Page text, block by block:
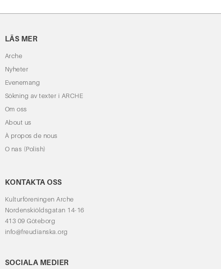
LÄS MER
Arche
Nyheter
Evenemang
Sökning av texter i ARCHE
Om oss
About us
À propos de nous
O nas (Polish)
KONTAKTA OSS
Kulturföreningen Arche
Nordenskiöldsgatan 14-16
413 09 Göteborg
info@freudianska.org
SOCIALA MEDIER